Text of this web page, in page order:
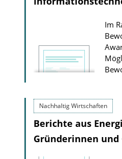
Im
Nachhaltig Wirtschaften
Berichte aus
Gründerinnen